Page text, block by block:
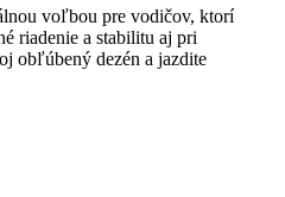
voľbou pre vodičov, ktorí
riadenie a stabilitu aj pri
obľúbený dezén a jazdite